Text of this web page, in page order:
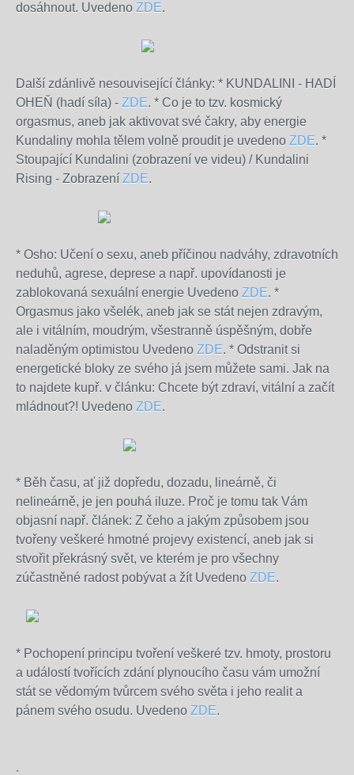
dosáhnout. Uvedeno ZDE.
Další zdánlivě nesouvisející články: * KUNDALINI - HADÍ
OHEŇ (hadí síla) - ZDE. * Co je to tzv. kosmický
orgasmus, aneb jak aktivovat své čakry, aby energie
Kundaliny mohla tělem volně proudit je uvedeno ZDE. *
Stoupající Kundalini (zobrazení ve videu) / Kundalini
Rising - Zobrazení ZDE.
* Osho: Učení o sexu, aneb příčinou nadváhy, zdravotních
neduhů, agrese, deprese a např. upovídanosti je
zablokovaná sexuální energie Uvedeno ZDE. *
Orgasmus jako všelék, aneb jak se stát nejen zdravým,
ale i vitálním, moudrým, všestranně úspěšným, dobře
naladěným optimistou Uvedeno ZDE. * Odstranit si
energetické bloky ze svého já jsem můžete sami. Jak na
to najdete kupř. v článku: Chcete být zdraví, vitální a začít
mládnout?! Uvedeno ZDE.
* Běh času, ať již dopředu, dozadu, lineárně, či
nelineárně, je jen pouhá iluze. Proč je tomu tak Vám
objasní např. článek: Z čeho a jakým způsobem jsou
tvořeny veškeré hmotné projevy existencí, aneb jak si
stvořit překrásný svět, ve kterém je pro všechny
zúčastněné radost pobývat a žít Uvedeno ZDE.
* Pochopení principu tvoření veškeré tzv. hmoty, prostoru
a událostí tvořících zdání plynoucího času vám umožní
stát se vědomým tvůrcem svého světa i jeho realit a
pánem svého osudu. Uvedeno ZDE.
.